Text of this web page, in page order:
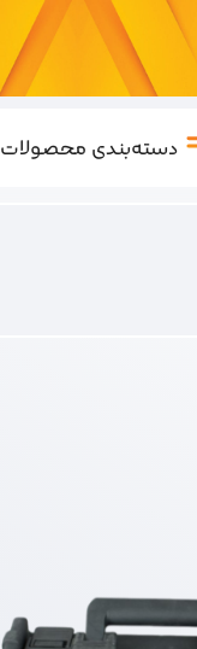
دسته‌بندی محصولات